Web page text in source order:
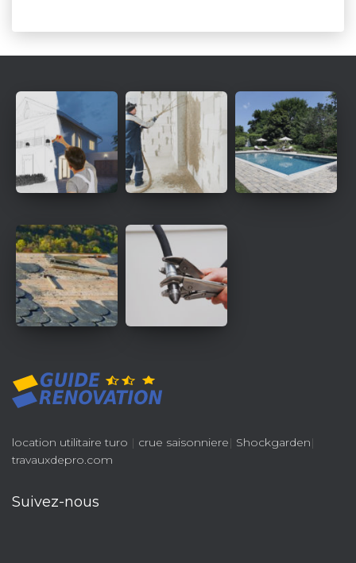
location utilitaire turo | crue saisonniere| Shockgarden|
travauxdepro.com
Suivez-nous